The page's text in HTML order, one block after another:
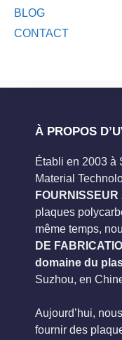
BLOG
CONTACT
À PROPOS
Établi en 2003 à
Material
plaques
même temps,
DE
domaine du
Suzhou, en
Aujourd’hui,
fournir des